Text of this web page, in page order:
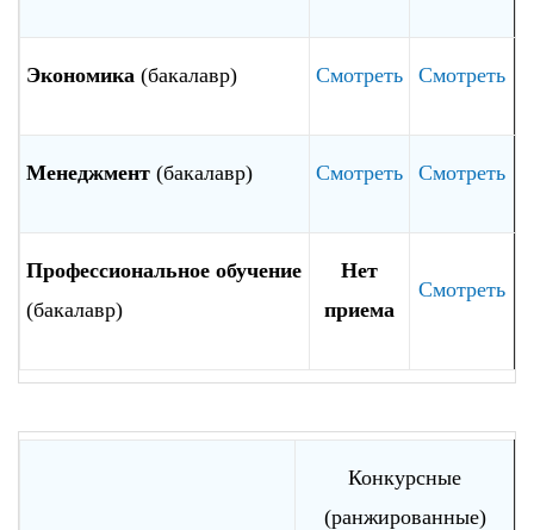
Экономика (бакалавр) Смотреть Смотреть
Менеджмент (бакалавр) Смотреть Смотреть
Профессиональное обучение
(бакалавр)
Нет
приема
Смотреть
Конкурсные
(ранжированные)